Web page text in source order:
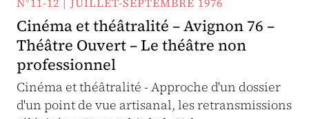
Cinéma et théâtralité – Avignon 76 –
Théâtre Ouvert – Le théâtre non
professionnel
Cinéma et théâtralité - Approche d'un dossier
d'un point de vue artisanal, les retransmissions